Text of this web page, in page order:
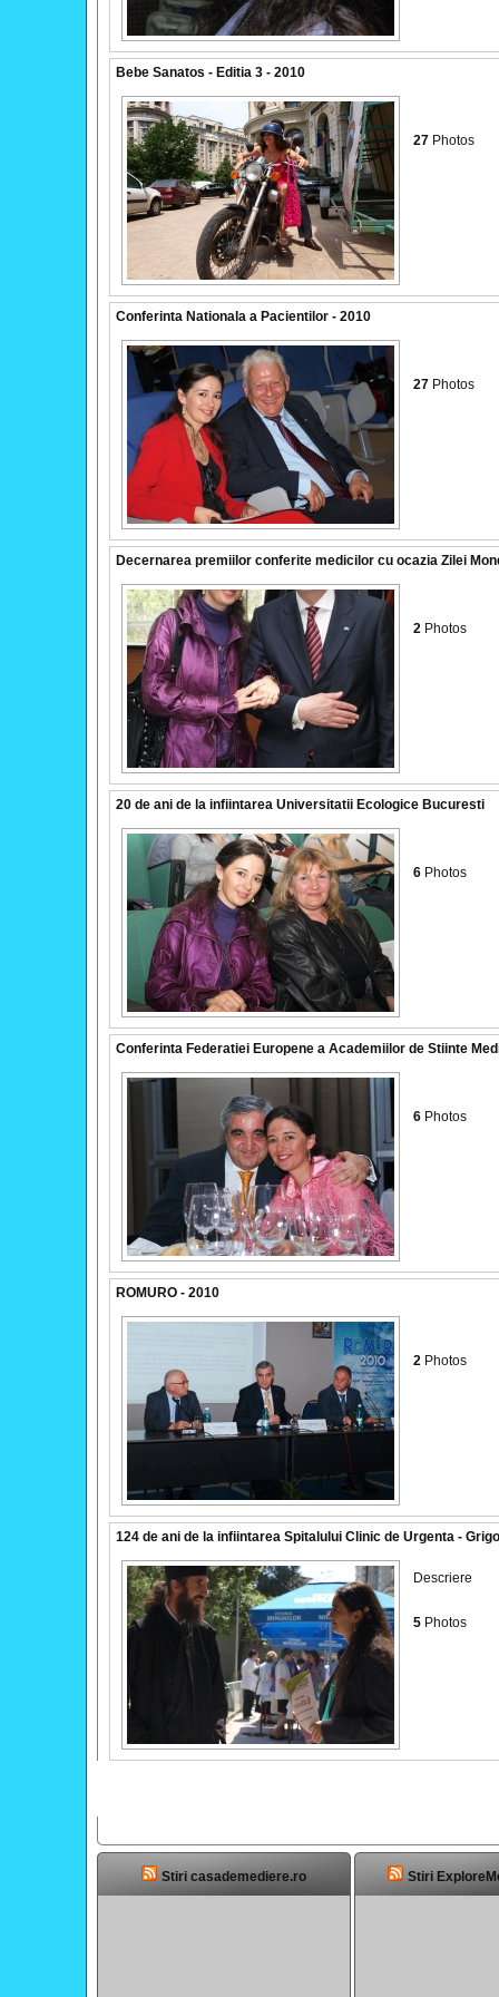
Bebe Sanatos - Editia 3 - 2010
27 Photos
Conferinta Nationala a Pacientilor - 2010
27 Photos
Decernarea premiilor conferite medicilor cu ocazia Zilei
2 Photos
20 de ani de la infiintarea Universitatii Ecologice Bucuresti
6 Photos
Conferinta Federatiei Europene a Academiilor de Stiinte
6 Photos
ROMURO - 2010
2 Photos
124 de ani de la infiintarea Spitalului Clinic de Urgenta -
Descriere
5 Photos
Stiri casademediere.ro Stiri